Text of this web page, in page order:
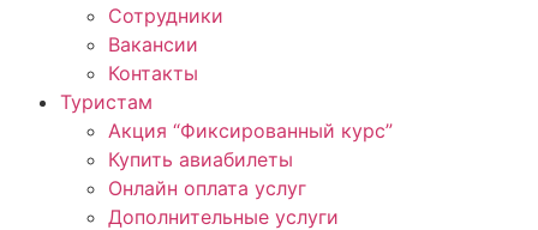
Сотрудники
Вакансии
Контакты
Туристам
Акция “Фиксированный курс”
Купить авиабилеты
Онлайн оплата услуг
Дополнительные услуги